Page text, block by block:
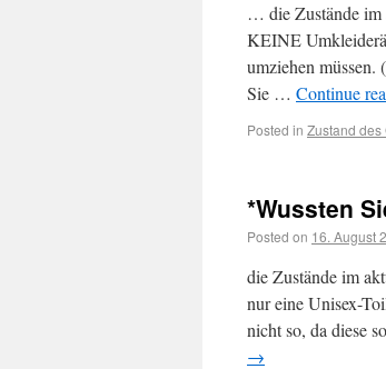
… die Zustände im
KEINE
umziehen
Sie … Continue
Posted in Zustand
*Wussten
Posted on 16. August
die Zustände im
nur eine Unisex-
nicht so, da diese
→